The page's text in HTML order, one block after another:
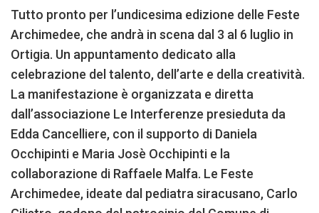
Tutto pronto per l’undicesima edizione delle Feste
Archimedee, che andrà in scena dal 3 al 6 luglio in
Ortigia. Un appuntamento dedicato alla
celebrazione del talento, dell’arte e della creatività.
La manifestazione è organizzata e diretta
dall’associazione Le Interferenze presieduta da
Edda Cancelliere, con il supporto di Daniela
Occhipinti e Maria Josè Occhipinti e la
collaborazione di Raffaele Malfa. Le Feste
Archimedee, ideate dal pediatra siracusano, Carlo